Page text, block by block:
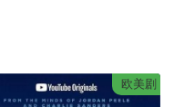
欧美剧